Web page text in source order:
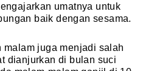
umatnya untuk
baik dengan sesama.
malam juga menjadi salah
dianjurkan di bulan suci